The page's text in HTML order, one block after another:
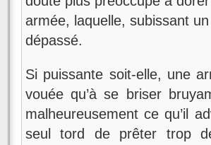
armée, laquelle, subissant
dépassé.
Si puissante soit-elle, une
vouée qu’à se briser
malheureusement ce qu’il
seul tord de prêter trop